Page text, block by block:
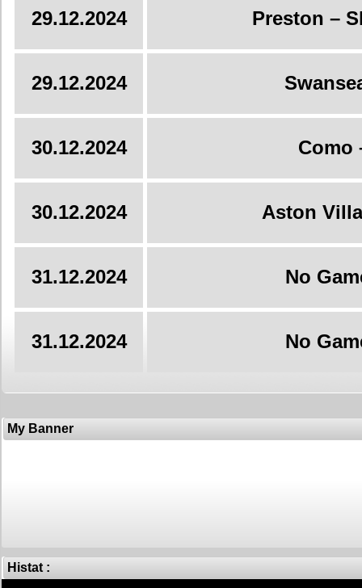
29.12.2024 Preston –
29.12.2024
30.12.2024 Como
30.12.2024 Aston
31.12.2024 No
31.12.2024 No
My Banner
Histat :